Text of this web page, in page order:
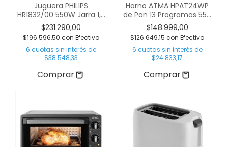
Juguera PHILIPS
HR1832/00 550W Jarra 1,5
Litros
$231.290,00
$196.596,50 con Efectivo
6 cuotas sin interés de
$38.548,33
Horno ATMA HPAT24WP
de Pan 13 Programas 550
w Blanco
$148.999,00
$126.649,15 con Efectivo
6 cuotas sin interés de
$24.833,17